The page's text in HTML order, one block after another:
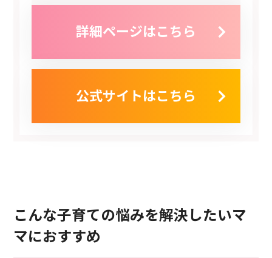
詳細ページはこちら
公式サイトはこちら
こんな子育ての悩みを解決したいマ
マにおすすめ